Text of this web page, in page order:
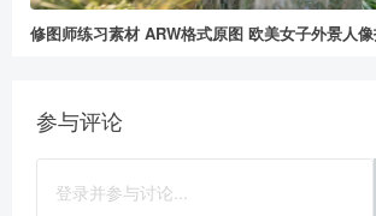
修图师练习素材 ARW格式原图 欧美女子外景人
参与评论